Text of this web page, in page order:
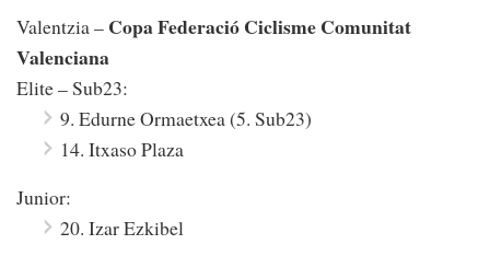
Valentzia – Copa Federació Ciclisme Comunitat
Valenciana
Elite – Sub23:
9. Edurne Ormaetxea (5. Sub23)
14. Itxaso Plaza
Junior:
20. Izar Ezkibel